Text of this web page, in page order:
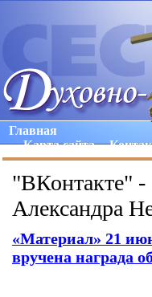
Главная
Карта сайта
"ВКонтакте" -
Александра
«Материал» 21
вручена награда